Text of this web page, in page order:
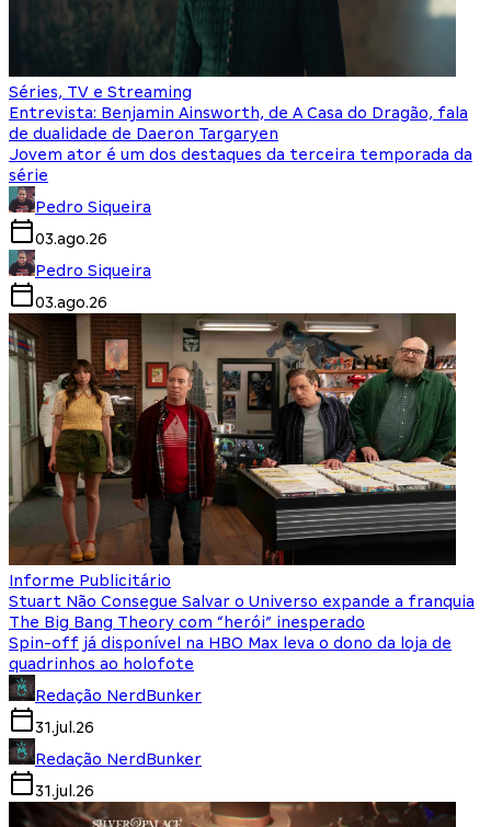
Séries, TV e Streaming
Entrevista: Benjamin Ainsworth, de A Casa do Dragão, fala
de dualidade de Daeron Targaryen
Jovem ator é um dos destaques da terceira temporada da
série
Pedro Siqueira
03.ago.26
Pedro Siqueira
03.ago.26
Informe Publicitário
Stuart Não Consegue Salvar o Universo expande a franquia
The Big Bang Theory com “herói” inesperado
Spin-off já disponível na HBO Max leva o dono da loja de
quadrinhos ao holofote
Redação NerdBunker
31.jul.26
Redação NerdBunker
31.jul.26